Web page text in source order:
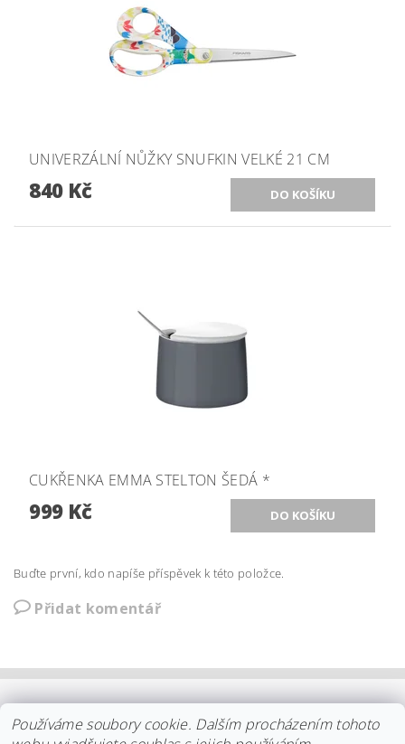
UNIVERZÁLNÍ NŮŽKY SNUFKIN VELKÉ 21 CM
840 Kč
CUKŘENKA EMMA STELTON ŠEDÁ *
999 Kč
Buďte první, kdo napíše příspěvek k této položce.
Přidat komentář
| KOLEKCE STELTON | DISTRIBUCE IITTALA |
REKLAMACE/ODSTOUPENÍ VŠE O NÁKUPU KDO JSME
Používáme soubory cookie. Dalším procházením tohoto